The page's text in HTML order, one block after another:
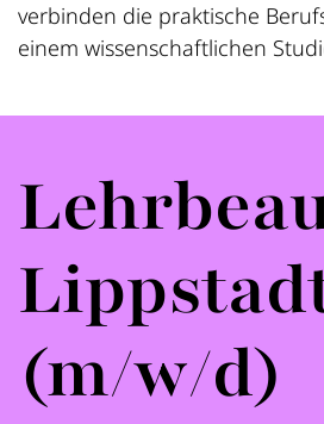
(m/w/d)
verbinden die praktische
einem wissenschaftlichen